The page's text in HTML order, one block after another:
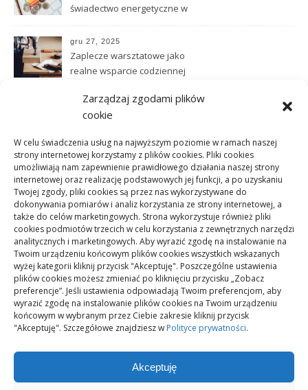
Zarządzaj zgodami plików
cookie
W celu świadczenia usług na najwyższym poziomie w ramach naszej
strony internetowej korzystamy z plików cookies. Pliki cookies
umożliwiają nam zapewnienie prawidłowego działania naszej strony
internetowej oraz realizację podstawowych jej funkcji, a po uzyskaniu
Twojej zgody, pliki cookies są przez nas wykorzystywane do
dokonywania pomiarów i analiz korzystania ze strony internetowej, a
także do celów marketingowych. Strona wykorzystuje również pliki
cookies podmiotów trzecich w celu korzystania z zewnętrznych narzędzi
analitycznych i marketingowych. Aby wyrazić zgodę na instalowanie na
Twoim urządzeniu końcowym plików cookies wszystkich wskazanych
wyżej kategorii kliknij przycisk "Akceptuję". Poszczególne ustawienia
plików cookies możesz zmieniać po kliknięciu przycisku „Zobacz
preferencje”. Jeśli ustawienia odpowiadają Twoim preferencjom, aby
wyrazić zgodę na instalowanie plików cookies na Twoim urządzeniu
końcowym w wybranym przez Ciebie zakresie kliknij przycisk
"Akceptuję". Szczegółowe znajdziesz w Polityce prywatności.
Akceptuję
świadectwo energetyczne w
nieruchomościami
gru 27, 2025
Zaplecze warsztatowe jako
realne wsparcie codziennej
lis 02, 2025
Jakie parametry posiadają
paź 31, 2025
Czym są i jakie mają
właściwości listwy karniszowe
paź 05, 2025
Czemu podawanie cen
mieszkań w ofertach jest
obowiązkowe
Polityka plików cookies (EU)